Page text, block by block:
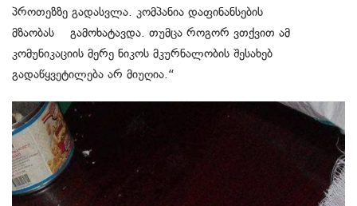
პროთეზზე გადასვლა. კომპანია დაფინანსების
მზაობას გამოხატავდა. თუმცა როგორ ვთქვით ამ
კომუნიკაციის მერე ნიკოს მკურნალობის შესახებ
გადაწყვეტილება არ მიუღია.“